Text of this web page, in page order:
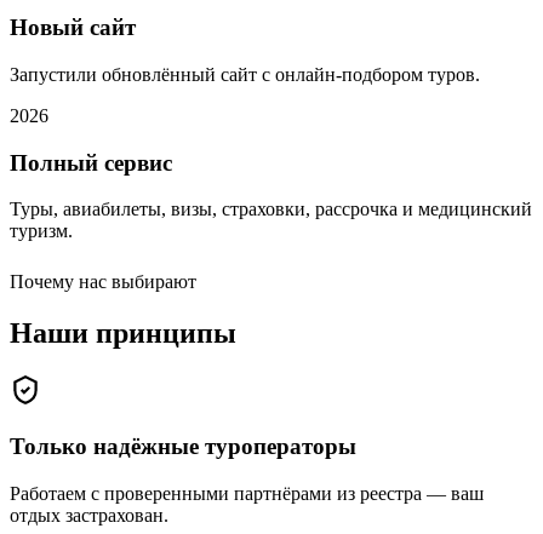
Новый сайт
Запустили обновлённый сайт с онлайн-подбором туров.
2026
Полный сервис
Туры, авиабилеты, визы, страховки, рассрочка и медицинский
туризм.
Почему нас выбирают
Наши принципы
Только надёжные туроператоры
Работаем с проверенными партнёрами из реестра — ваш
отдых застрахован.